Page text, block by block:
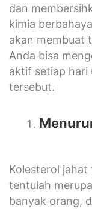
dan
kimia
akan membuat
Anda bisa
aktif setiap hari
tersebut.
Kolesterol
tentulah
banyak orang,